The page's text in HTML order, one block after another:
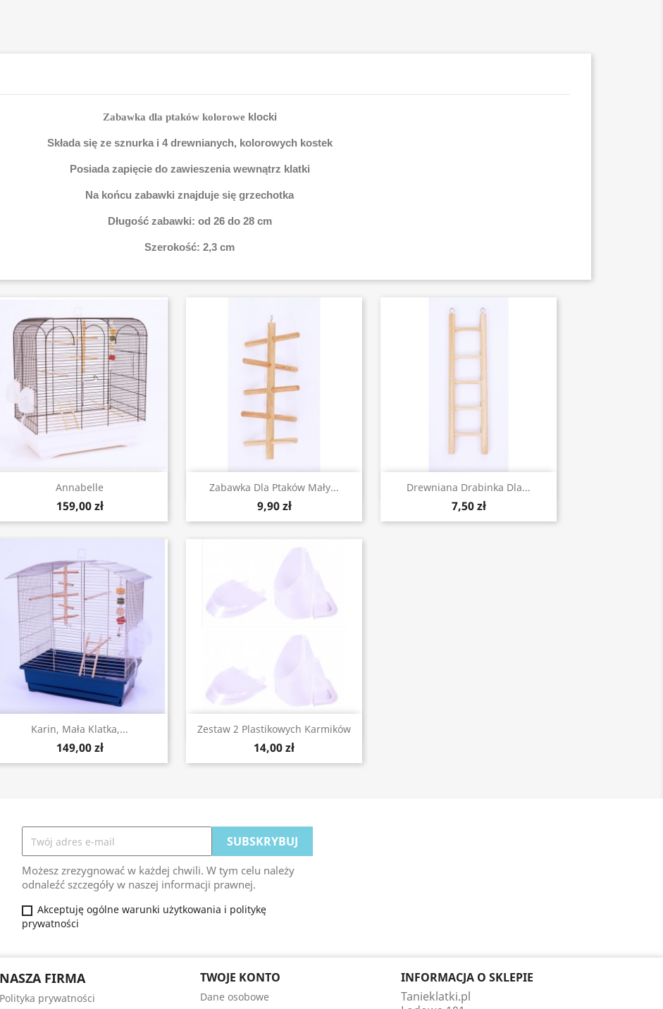
Zabawka dla ptaków kolorowe klocki
Składa się ze sznurka i 4 drewnianych, kolorowych kostek
Posiada zapięcie do zawieszenia wewnątrz klatki
Na końcu zabawki znajduje się grzechotka
Długość zabawki: od 26 do 28 cm
Szerokość: 2,3 cm
Annabelle
159,00 zł
Szybki podgląd Zabawka Dla Ptaków Mały...
9,90 zł
Szybki podgląd Drewniana Drabinka Dla...
7,50 zł
Szybki podgląd
Karin, Mała Klatka,...
149,00 zł
Szybki podgląd Zestaw 2 Plastikowych Karmików
14,00 zł
 Szybki podgląd
Możesz zrezygnować w każdej chwili. W tym celu należy
odnaleźć szczegóły w naszej informacji prawnej.
Akceptuję ogólne warunki użytkowania i politykę
prywatności
NASZA FIRMA
Polityka prywatności
TWOJE KONTO
Dane osobowe
INFORMACJA O SKLEPIE
Tanieklatki.pl